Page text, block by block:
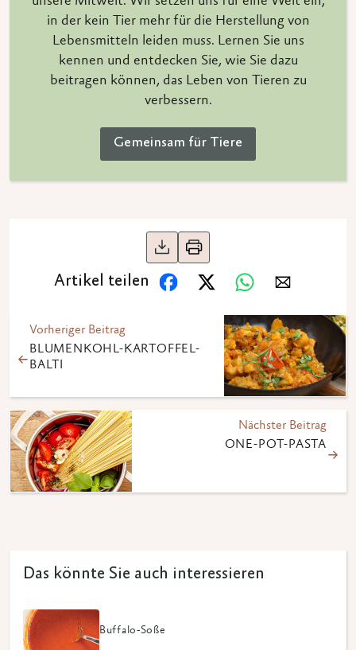
in der kein Tier mehr für die Herstellung von
Lebensmitteln leiden muss. Lernen Sie uns
kennen und entdecken Sie, wie Sie dazu
beitragen können, das Leben von Tieren zu
verbessern.
Gemeinsam für Tiere
Artikel teilen
Vorheriger Beitrag
BLUMENKOHL-KARTOFFEL-
BALTI
Nächster Beitrag
ONE-POT-PASTA
Das könnte Sie auch interessieren
Buffalo-Soße